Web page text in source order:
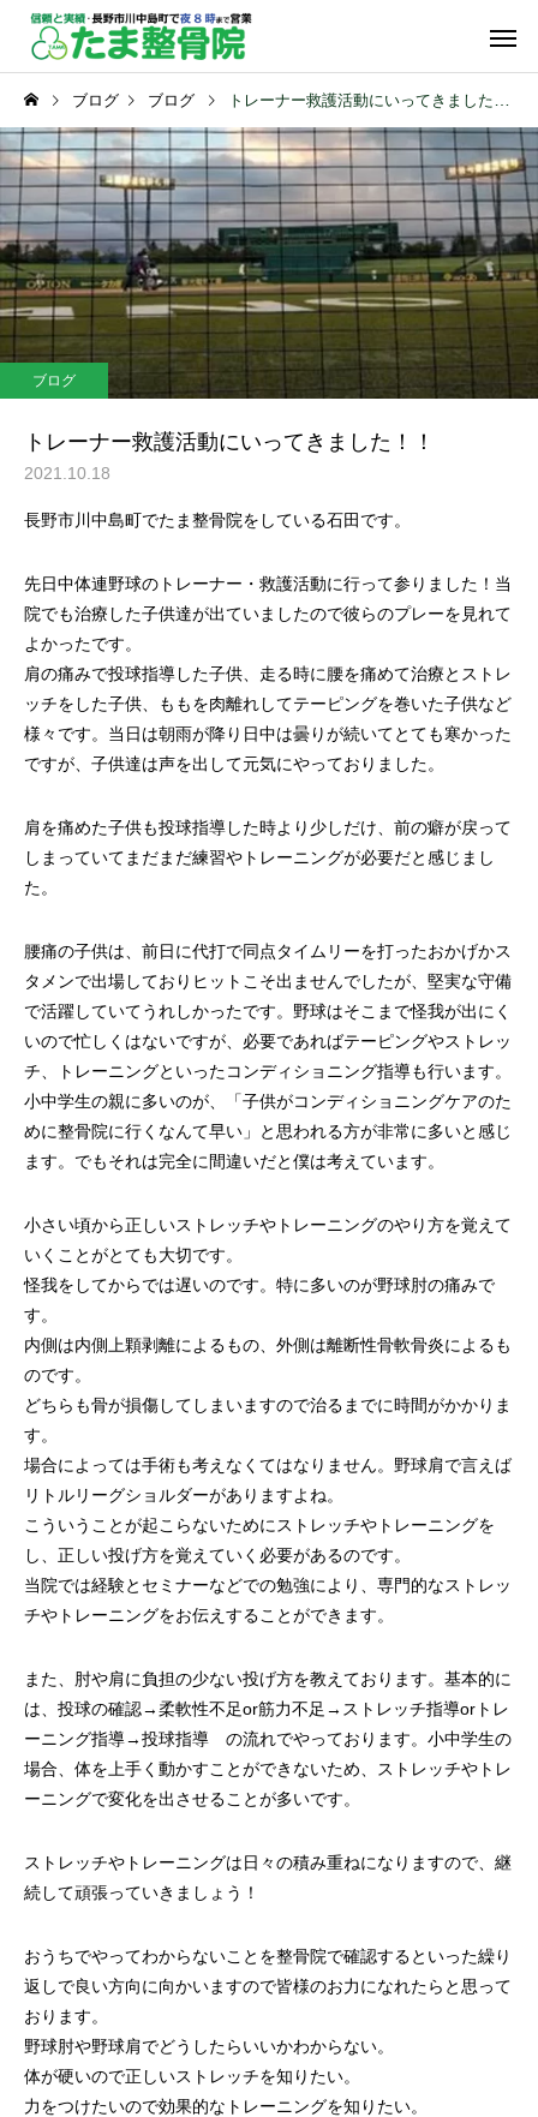
保険診療 自由診
スポーツの症状
膝が外れた感じがしたら危
険サイン！（長野市）
スポーツの症状
肉離れを放置するとパ
ーマンス落ちる！？（
市）
ブログ ブログ トレーナー救護活動にいってきました！！
ブログ
トレーナー救護活動にいってきました！！
2021.10.18
長野市川中島町でたま整骨院をしている石田です。
先日中体連野球のトレーナー・救護活動に行って参りました！当
院でも治療した子供達が出ていましたので彼らのプレーを見れて
よかったです。
肩の痛みで投球指導した子供、走る時に腰を痛めて治療とストレ
ッチをした子供、ももを肉離れしてテーピングを巻いた子供など
様々です。当日は朝雨が降り日中は曇りが続いてとても寒かった
ですが、子供達は声を出して元気にやっておりました。
肩を痛めた子供も投球指導した時より少しだけ、前の癖が戻って
しまっていてまだまだ練習やトレーニングが必要だと感じまし
た。
腰痛の子供は、前日に代打で同点タイムリーを打ったおかげかス
タメンで出場しておりヒットこそ出ませんでしたが、堅実な守備
で活躍していてうれしかったです。野球はそこまで怪我が出にく
いので忙しくはないですが、必要であればテーピングやストレッ
チ、トレーニングといったコンディショニング指導も行います。
小中学生の親に多いのが、「子供がコンディショニングケアのた
めに整骨院に行くなんて早い」と思われる方が非常に多いと感じ
ます。でもそれは完全に間違いだと僕は考えています。
小さい頃から正しいストレッチやトレーニングのやり方を覚えて
いくことがとても大切です。
怪我をしてからでは遅いのです。特に多いのが野球肘の痛みで
す。
内側は内側上顆剥離によるもの、外側は離断性骨軟骨炎によるも
のです。
どちらも骨が損傷してしまいますので治るまでに時間がかかりま
す。
場合によっては手術も考えなくてはなりません。野球肩で言えば
リトルリーグショルダーがありますよね。
こういうことが起こらないためにストレッチやトレーニングを
し、正しい投げ方を覚えていく必要があるのです。
当院では経験とセミナーなどでの勉強により、専門的なストレッ
チやトレーニングをお伝えすることができます。
また、肘や肩に負担の少ない投げ方を教えております。基本的に
は、投球の確認→柔軟性不足or筋力不足→ストレッチ指導orトレ
ーニング指導→投球指導 の流れでやっております。小中学生の
場合、体を上手く動かすことができないため、ストレッチやトレ
ーニングで変化を出させることが多いです。
ストレッチやトレーニングは日々の積み重ねになりますので、継
続して頑張っていきましょう！
おうちでやってわからないことを整骨院で確認するといった繰り
返しで良い方向に向かいますので皆様のお力になれたらと思って
おります。
野球肘や野球肩でどうしたらいいかわからない。
体が硬いので正しいストレッチを知りたい。
力をつけたいので効果的なトレーニングを知りたい。